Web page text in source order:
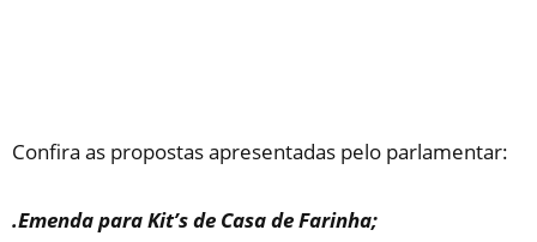
Confira as propostas apresentadas pelo parlamentar:
.Emenda para Kit’s de Casa de Farinha;